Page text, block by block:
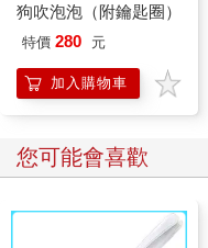
狗吹泡泡（附鑰匙圈）
特價 280 元
加入購物車
您可能會喜歡